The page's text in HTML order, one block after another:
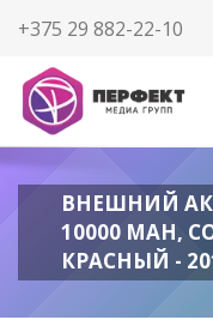
+375 29 882-22-10
ВНЕШНИЙ
10000 MAH,
КРАСНЫЙ -